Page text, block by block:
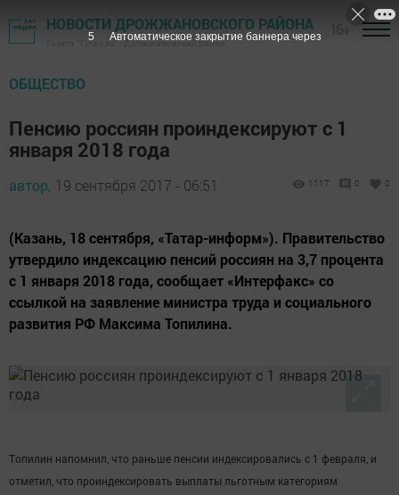
НОВОСТИ ДРОЖЖАНОВСКОГО РАЙОНА
Газета "Туган як" - Дрожжановский район
ОБЩЕСТВО
Пенсию россиян проиндексируют с 1
января 2018 года
автор, 19 сентября 2017 - 06:51 1117 0 0
(Казань, 18 сентября, «Татар-информ»). Правительство
утвердило индексацию пенсий россиян на 3,7 процента
с 1 января 2018 года, сообщает «Интерфакс» со
ссылкой на заявление министра труда и социального
развития РФ Максима Топилина.
Топилин напомнил, что раньше пенсии индексировались с 1 февраля, и
отметил, что проиндексировать выплаты льготным категориям
4 Автоматическое закрытие баннера через